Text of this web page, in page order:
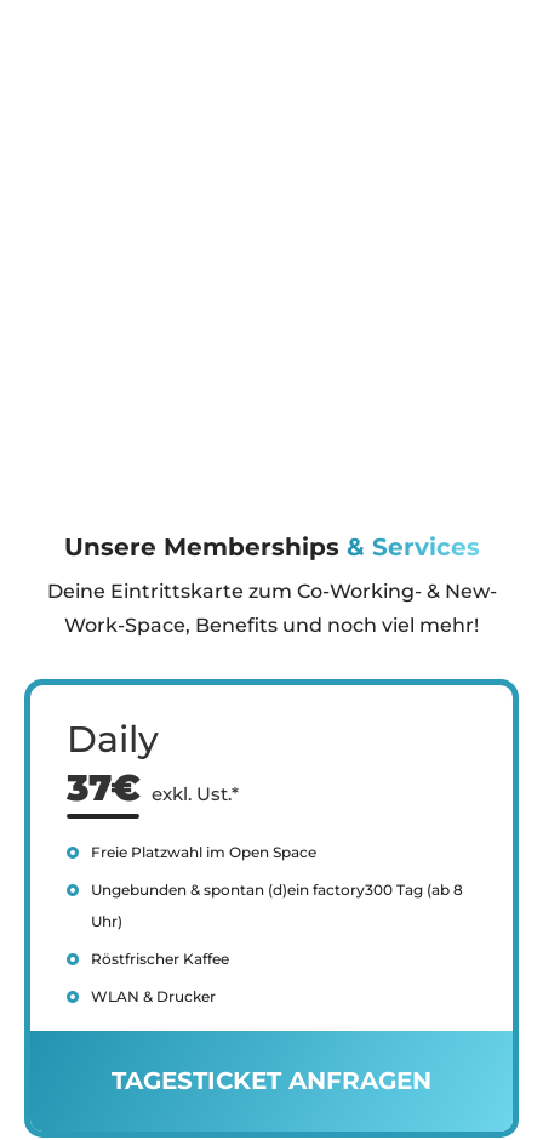
Unsere Memberships & Services
Deine Eintrittskarte zum Co-Working- & New-
Work-Space, Benefits und noch viel mehr!
Daily
37€ exkl. Ust.*
Freie Platzwahl im Open Space
Ungebunden & spontan (d)ein factory300 Tag (ab 8
Uhr)
Röstfrischer Kaffee
WLAN & Drucker
TAGESTICKET ANFRAGEN